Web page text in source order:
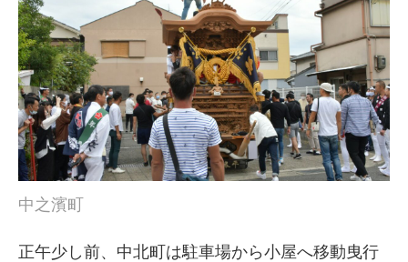
中之濱町
正午少し前、中北町は駐車場から小屋へ移動曳行